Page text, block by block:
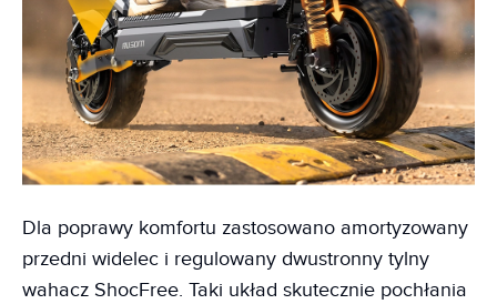
Dla poprawy komfortu zastosowano amortyzowany
przedni widelec i regulowany dwustronny tylny
wahacz ShocFree. Taki układ skutecznie pochłania